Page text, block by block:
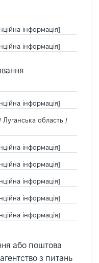
інформація]
інформація]
інформація]
/ Луганська область /
інформація]
інформація]
інформація]
інформація]
інформація]
або поштова
з питань